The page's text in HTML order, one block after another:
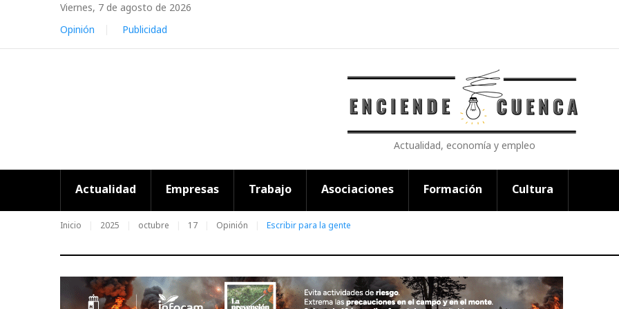
Viernes, 7 de agosto de 2026
Opinión
Publicidad
Actualidad, economía y empleo
Actualidad Empresas Trabajo Asociaciones Formación Cultura
Inicio 2025 octubre 17 Opinión Escribir para la gente